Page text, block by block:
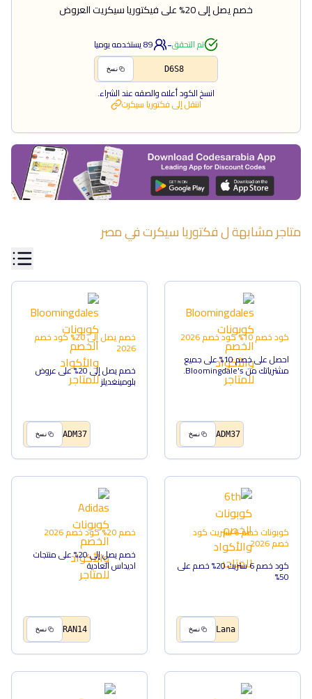
خصم يصل إلى 20% على فيكتوريا سيكريت العروض
تم التحقق-
89يستخدمه يوميا
D6S8 نسخ
انسخ الكود أعلاه والصقه عند الشراء.
انتقل إلىفكتوريا سيكرت
متاجر مشابهة لفكتوريا سيكرتفيمصر
كود خصم 10% كود خصم2026
احصل على خصم 10% على جميع
مشترياتك من Bloomingdale's.
ADM37 نسخ
خصم يصل إلى 20% كود خصم
2026
خصم يصل إلى 20% على عروض
بلومينغديلز
ADM37 نسخ
كوبونات خصم 6 ستريت كود
خصم2026
كود خصم 6 ستريت 20% خصم على
50%
Lana نسخ
خصم 20% كود خصم2026
خصم يصل إلى 20% على منتجات
اديداس العادية
RAN14 نسخ